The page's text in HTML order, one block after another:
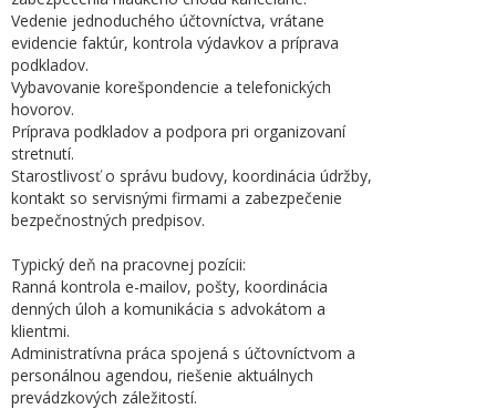
Vedenie jednoduchého účtovníctva, vrátane
evidencie faktúr, kontrola výdavkov a príprava
podkladov.
Vybavovanie korešpondencie a telefonických
hovorov.
Príprava podkladov a podpora pri organizovaní
stretnutí.
Starostlivosť o správu budovy, koordinácia údržby,
kontakt so servisnými firmami a zabezpečenie
bezpečnostných predpisov.
Typický deň na pracovnej pozícii:
Ranná kontrola e-mailov, pošty, koordinácia
denných úloh a komunikácia s advokátom a
klientmi.
Administratívna práca spojená s účtovníctvom a
personálnou agendou, riešenie aktuálnych
prevádzkových záležitostí.